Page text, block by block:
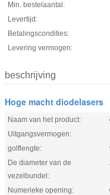
Min. bestelaantal:
Levertijd:
Betalingscondities:
Levering vermogen:
beschrijving
Hoge macht diodelasers
Naam van het product:
Uitgangsvermogen:
golflengte:
De diameter van de
vezelbundel:
Numerieke opening: